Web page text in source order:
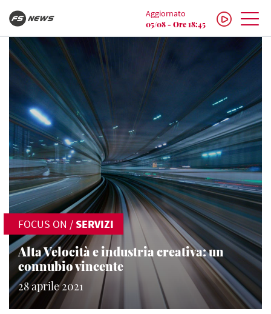
Aggiornato
05/08 - Ore 18:45
FOCUS ON /SERVIZI
Alta Velocità e industria creativa: un
connubio vincente
28 aprile 2021